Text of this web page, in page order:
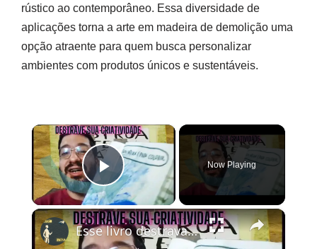
rústico ao contemporâneo. Essa diversidade de
aplicações torna a arte em madeira de demolição uma
opção atraente para quem busca personalizar
ambientes com produtos únicos e sustentáveis.
×
Play Video
Now Playing
×
Esse livro destrava sua criatividade ! Destrua ESTE diário